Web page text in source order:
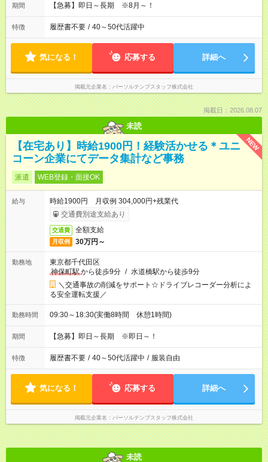
期間 【急募】即日～長期 ※8月～！
特徴 履歴書不要 / 40～50代活躍中
気になる！ 応募する 詳細へ
掲載元企業名 パーソルテンプスタッフ株式会社
掲載日：2026.08.07
未読
NEW
【在宅あり】時給1900円！経験活かせる＊ユニ
コーン企業にてデータ集計など事務
派遣 WEB登録・面接OK
給与
時給1900円 月収例 304,000円+残業代
交通費別途支給あり
交通費 全額支給
月収例 30万円～
勤務地
東京都千代田区
神保町駅から徒歩9分 / 水道橋駅から徒歩9分
＼交通事故の削減をサポート☆ドライブレコーダー分析によ
る安全運転支援／
勤務時間 09:30～18:30(実働8時間 休憩1時間)
期間 【急募】即日～長期 ※即日～！
特徴 履歴書不要 / 40～50代活躍中 / 服装自由
気になる！ 応募する 詳細へ
掲載元企業名 パーソルテンプスタッフ株式会社
未読